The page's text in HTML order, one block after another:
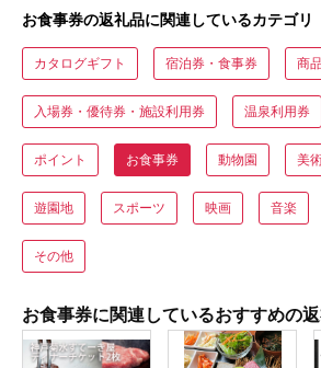
お食事券の返礼品に関連しているカテゴリ
カタログギフト 宿泊券・食事券 商
入場券・優待券・施設利用券 温泉利用券
ポイント お食事券 動物園 美
遊園地 スポーツ 映画 音楽
その他
お食事券に関連しているおすすめの